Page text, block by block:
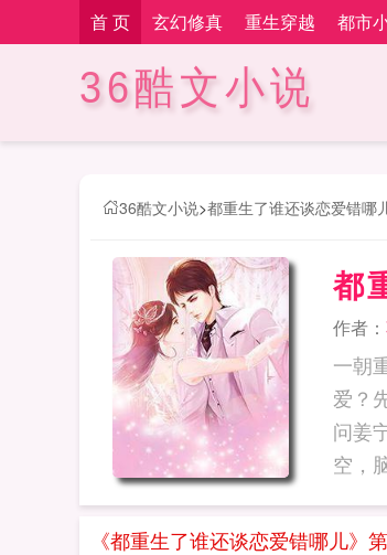
首 页 玄幻修真 重生穿越 都市
36酷文小说
36酷文小说>都重生了谁还谈恋爱错哪
都
作者：
一朝
爱？
问姜
《都重生了谁还谈恋爱错哪儿》